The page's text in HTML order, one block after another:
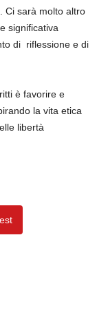
Ci sarà molto altro
significativa
di riflessione e di
è favorire e
la vita etica
libertà